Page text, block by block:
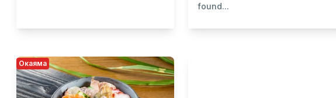
found...
Окаяма